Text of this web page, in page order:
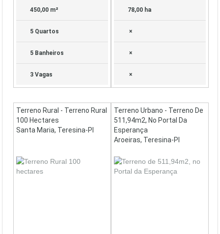
450,00 m²
5 Quartos
5 Banheiros
3 Vagas
78,00 ha
×
×
×
Terreno Rural - Terreno Rural
100 Hectares
Santa Maria, Teresina-PI
Terreno Urbano - Terreno De
511,94m2, No Portal Da
Esperança
Aroeiras, Teresina-PI